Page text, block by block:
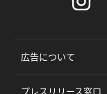
広告について
プレスリリース窓口